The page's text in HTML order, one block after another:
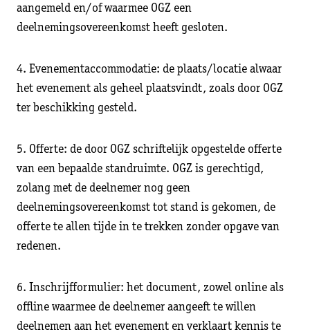
aangemeld en/of waarmee OGZ een
deelnemingsovereenkomst heeft gesloten.
4. Evenementaccommodatie: de plaats/locatie alwaar
het evenement als geheel plaatsvindt, zoals door OGZ
ter beschikking gesteld.
5. Offerte: de door OGZ schriftelijk opgestelde offerte
van een bepaalde standruimte. OGZ is gerechtigd,
zolang met de deelnemer nog geen
deelnemingsovereenkomst tot stand is gekomen, de
offerte te allen tijde in te trekken zonder opgave van
redenen.
6. Inschrijfformulier: het document, zowel online als
offline waarmee de deelnemer aangeeft te willen
deelnemen aan het evenement en verklaart kennis te